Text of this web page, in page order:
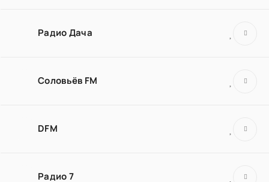
Радио Дача
Соловьёв FM
DFM
Радио 7